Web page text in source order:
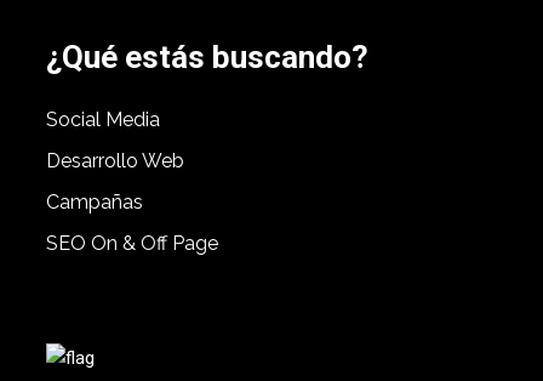
¿Qué estás buscando?
Social Media
Desarrollo Web
Campañas
SEO On & Off Page